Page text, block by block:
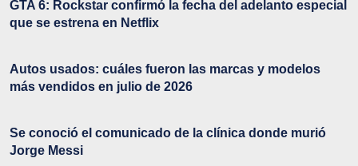
GTA 6: Rockstar confirmó la fecha del adelanto especial
que se estrena en Netflix
Autos usados: cuáles fueron las marcas y modelos
más vendidos en julio de 2026
Se conoció el comunicado de la clínica donde murió
Jorge Messi